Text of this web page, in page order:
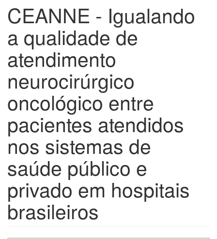
CEANNE - Igualando
a qualidade de
atendimento
neurocirúrgico
oncológico entre
pacientes atendidos
nos sistemas de
saúde público e
privado em hospitais
brasileiros